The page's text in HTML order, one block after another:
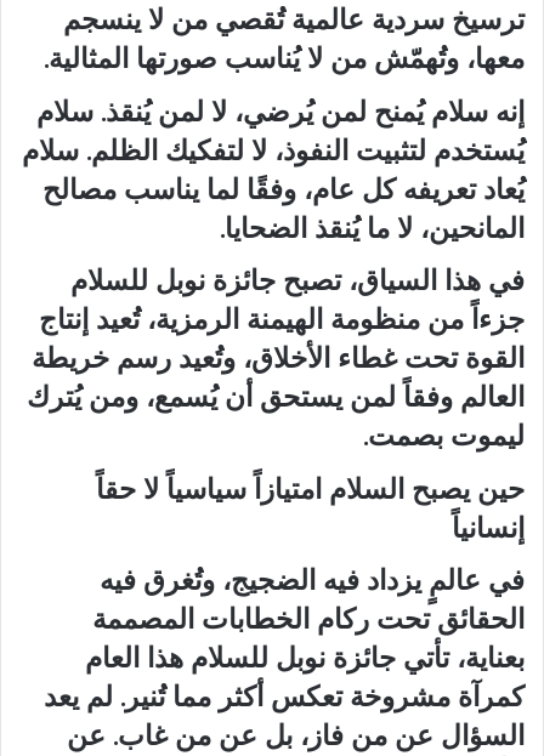
ترسيخ سردية عالمية تُقصي من لا ينسجم
معها، وتُهمّش من لا يُناسب صورتها المثالية.
إنه سلام يُمنح لمن يُرضي، لا لمن يُنقذ. سلام
يُستخدم لتثبيت النفوذ، لا لتفكيك الظلم. سلام
يُعاد تعريفه كل عام، وفقًا لما يناسب مصالح
المانحين، لا ما يُنقذ الضحايا.
في هذا السياق، تصبح جائزة نوبل للسلام
جزءاً من منظومة الهيمنة الرمزية، تُعيد إنتاج
القوة تحت غطاء الأخلاق، وتُعيد رسم خريطة
العالم وفقاً لمن يستحق أن يُسمع، ومن يُترك
ليموت بصمت.
حين يصبح السلام امتيازاً سياسياً لا حقاً
إنسانياً
في عالمٍ يزداد فيه الضجيج، وتُغرق فيه
الحقائق تحت ركام الخطابات المصممة
بعناية، تأتي جائزة نوبل للسلام هذا العام
كمرآة مشروخة تعكس أكثر مما تُنير. لم يعد
السؤال عن من فاز، بل عن من غاب. عن